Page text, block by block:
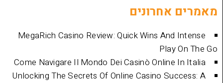
MegaRich Casino Review: Quick Wins
Come Navigare Il Mondo Dei Casinò
Unlocking The Secrets Of Online Casino